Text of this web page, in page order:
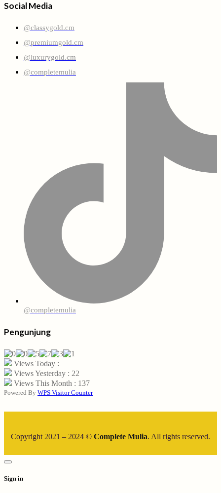
Social Media
@classygold.cm
@premiumgold.cm
@luxurygold.cm
@completemulia
@completemulia
Pengunjung
Views Today :
Views Yesterday : 22
Views This Month : 137
Powered By WPS Visitor Counter
Copyright 2021 – 2024 © Complete Mulia. All rights reserved.
Sign in